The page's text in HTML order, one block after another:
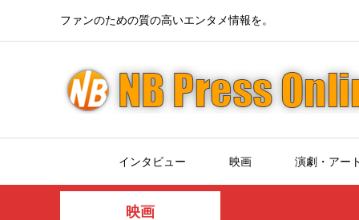
ファンのための質の高いエンタメ情報を。
インタビュー 映画 演劇・アート
映画